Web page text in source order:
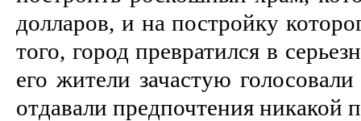
долларов, и на постройку
того, город превратился в
его жители зачастую
отдавали предпочтения никакой